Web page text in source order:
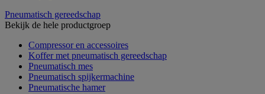
Pneumatisch gereedschap
Bekijk de hele productgroep
Compressor en accessoires
Koffer met pneumatisch gereedschap
Pneumatisch mes
Pneumatisch spijkermachine
Pneumatische hamer